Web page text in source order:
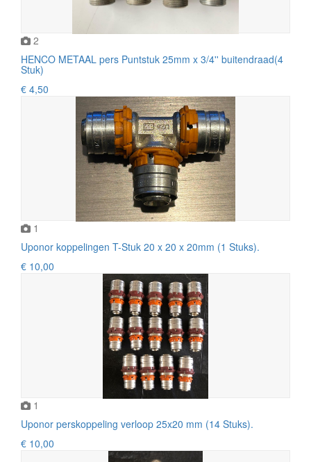
2
HENCO METAAL pers Puntstuk 25mm x 3/4'' buitendraad(4
Stuk)
€ 4,50
1
Uponor koppelingen T-Stuk 20 x 20 x 20mm (1 Stuks).
€ 10,00
1
Uponor perskoppeling verloop 25x20 mm (14 Stuks).
€ 10,00